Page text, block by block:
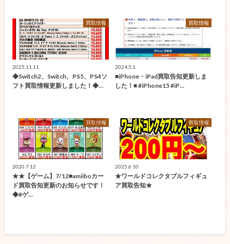
買取情報
2025.11.11
◆Switch2、Switch、PS5、PS4ソ
フト買取情報更新しました！◆…
買取情報
2024.5.1
■iPhone・iPad買取告知更新しま
した！■ #iPhone15 #iP…
買取情報
2020.7.12
★★【ゲーム】7/12■amiiboカー
ド買取告知更新のお知らせです！
◆#ゲ…
買取情報
2025.6.10
★ワールドコレクタブルフィギュ
ア買取告知★